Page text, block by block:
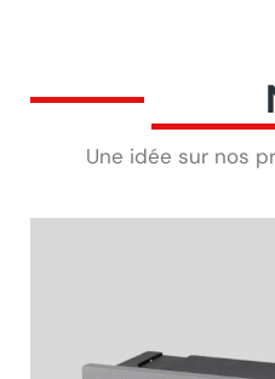
Une idée sur nos